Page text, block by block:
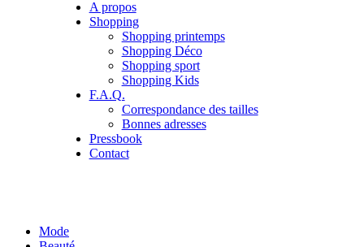
A propos
Shopping
Shopping printemps
Shopping Déco
Shopping sport
Shopping Kids
F.A.Q.
Correspondance des tailles
Bonnes adresses
Pressbook
Contact
Mode